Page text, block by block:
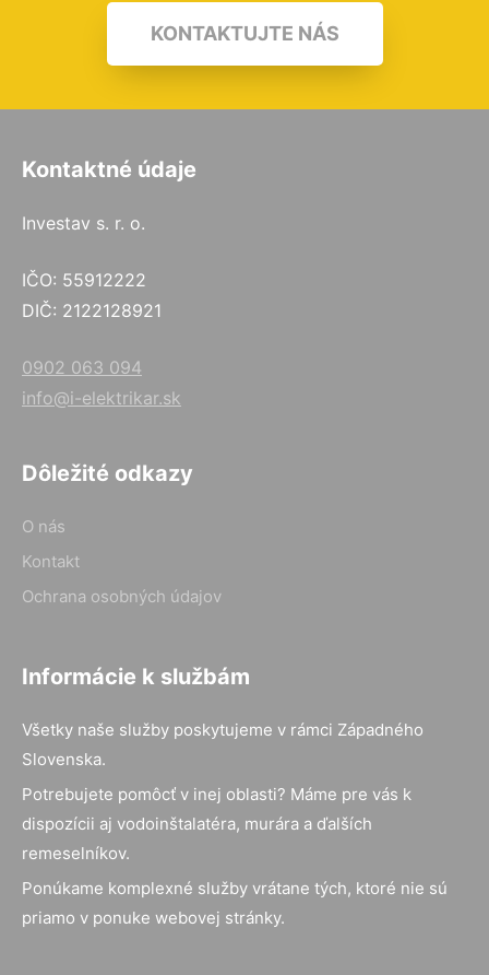
KONTAKTUJTE NÁS
Kontaktné údaje
Investav s. r. o.
IČO: 55912222
DIČ: 2122128921
0902 063 094
info@i-elektrikar.sk
Dôležité odkazy
O nás
Kontakt
Ochrana osobných údajov
Informácie k službám
Všetky naše služby poskytujeme v rámci Západného
Slovenska.
Potrebujete pomôcť v inej oblasti? Máme pre vás k
dispozícii aj vodoinštalatéra, murára a ďalších
remeselníkov.
Ponúkame komplexné služby vrátane tých, ktoré nie sú
priamo v ponuke webovej stránky.